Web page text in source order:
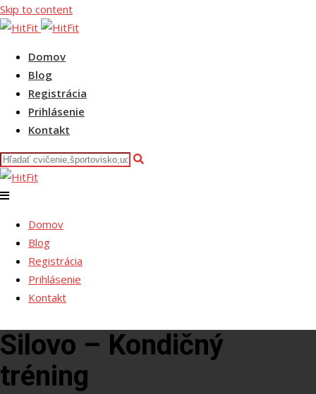
Skip to content
Domov
Blog
Registrácia
Prihlásenie
Kontakt
Domov
Blog
Registrácia
Prihlásenie
Kontakt
Silovo – Kondičný
tréning